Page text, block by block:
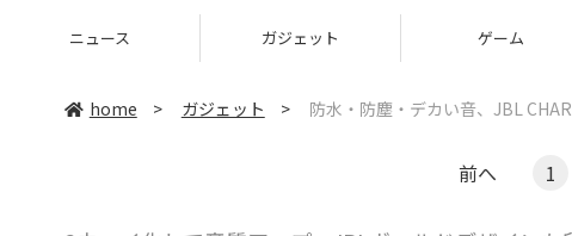
ニュース ガジェット ゲーム
home > ガジェット > 防水・防塵・デカい音、JBL
前へ 1